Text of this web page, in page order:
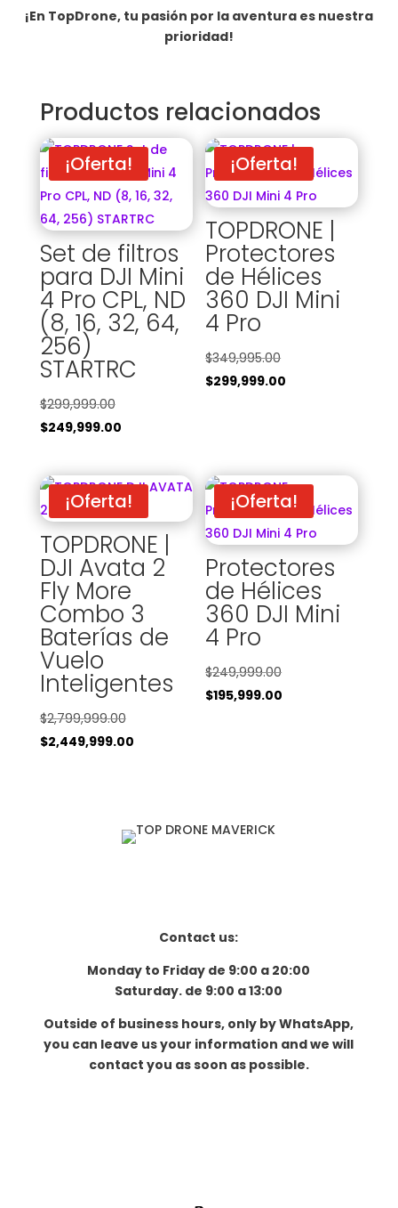
¡En TopDrone, tu pasión por la aventura es nuestra
prioridad!
Productos relacionados
¡Oferta!
Set de filtros
para DJI Mini
4 Pro CPL, ND
(8, 16, 32, 64,
256)
STARTRC
$299,999.00El
precio
era:
$299,999.00.
$249,999.00El
actual
es:
$249,999.00.
¡Oferta!
TOPDRONE |
Protectores
de Hélices
360 DJI Mini
4 Pro
$349,995.00El
precio
$299,999.00
$299,999.00.
¡Oferta!
TOPDRONE |
DJI Avata 2
Fly More
Combo 3
Baterías de
Vuelo
Inteligentes
$2,799,999.00El
precio
$2,449,999.00El
$2,449,999.00.
¡Oferta!
Protectores
de Hélices
360 DJI Mini
4 Pro
$249,999.00El
precio
$195,999.00
Contact us:
Monday to Friday de 9:00 a 20:00
Saturday. de 9:00 a 13:00
Outside of business hours, only by WhatsApp,
you can leave us your information and we will
contact you as soon as possible.